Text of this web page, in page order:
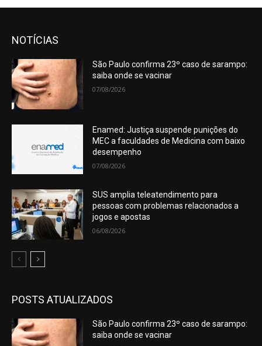
NOTÍCIAS
São Paulo confirma 23º caso de sarampo:
saiba onde se vacinar
07/08/2026
Enamed: Justiça suspende punições do
MEC a faculdades de Medicina com baixo
desempenho
07/08/2026
SUS amplia teleatendimento para
pessoas com problemas relacionados a
jogos e apostas
06/08/2026
POSTS ATUALIZADOS
São Paulo confirma 23º caso de sarampo:
saiba onde se vacinar